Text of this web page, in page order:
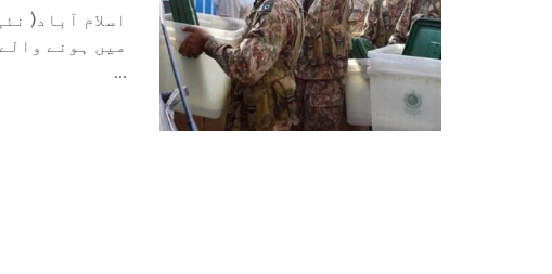
اسلام آباد(
میں ہونے
...